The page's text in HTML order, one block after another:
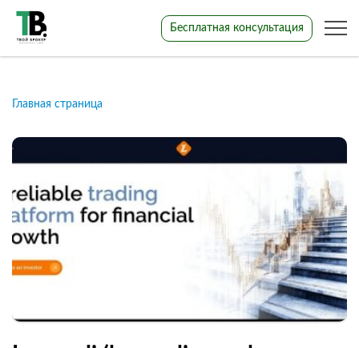
Бесплатная консультация
Главная страница